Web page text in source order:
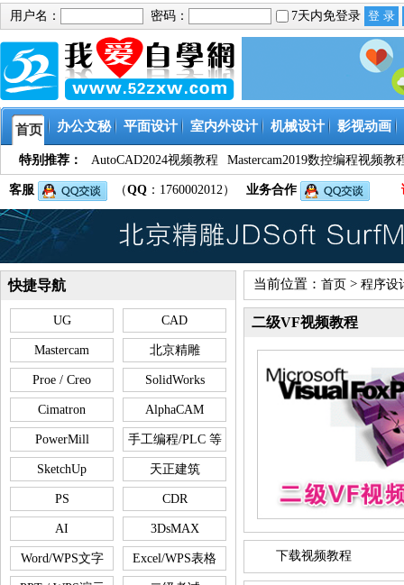
用户名： 密码： 7天内免登录
首页 办公文秘 平面设计 室内外设计 机械设计 影视动画
特别推荐： AutoCAD2024视频教程 Mastercam2019数控编程视频教
客服 （QQ ：1760002012） 业务合作
快捷导航
UG CAD
Mastercam 北京精雕
Proe / Creo SolidWorks
Cimatron AlphaCAM
PowerMill 手工编程/PLC 等
SketchUp 天正建筑
PS CDR
AI 3DsMAX
Word/WPS文字 Excel/WPS表格
当前位置： 首页 > 程序设
二级VF视频教程
下载视频教程